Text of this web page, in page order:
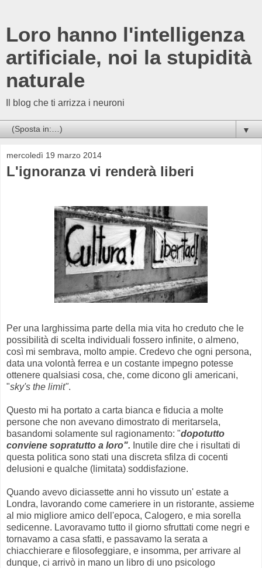
Loro hanno l'intelligenza
artificiale, noi la stupidità
naturale
Il blog che ti arrizza i neuroni
▼
mercoledì 19 marzo 2014
L'ignoranza vi renderà liberi
Per una larghissima parte della mia vita ho creduto che le
possibilità di scelta individuali fossero infinite, o almeno,
così mi sembrava, molto ampie. Credevo che ogni persona,
data una volontà ferrea e un costante impegno potesse
ottenere qualsiasi cosa, che, come dicono gli americani,
"sky's the limit".
Questo mi ha portato a carta bianca e fiducia a molte
persone che non avevano dimostrato di meritarsela,
basandomi solamente sul ragionamento: "dopotutto
conviene sopratutto a loro". Inutile dire che i risultati di
questa politica sono stati una discreta sfilza di cocenti
delusioni e qualche (limitata) soddisfazione.
Quando avevo diciassette anni ho vissuto un' estate a
Londra, lavorando come cameriere in un ristorante, assieme
al mio migliore amico dell'epoca, Calogero, e mia sorella
sedicenne. Lavoravamo tutto il giorno sfruttati come negri e
tornavamo a casa sfatti, e passavamo la serata a
chiacchierare e filosofeggiare, e insomma, per arrivare al
dunque, ci arrivò in mano un libro di uno psicologo